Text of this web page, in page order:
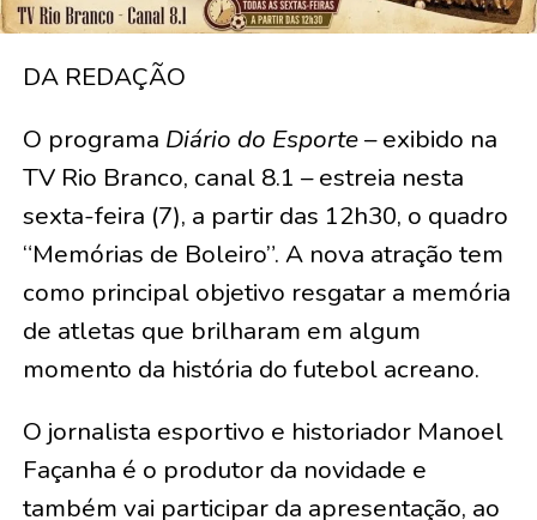
DA REDAÇÃO
O programa Diário do Esporte– exibido na
TV Rio Branco, canal 8.1 – estreia nesta
sexta-feira (7), a partir das 12h30, o quadro
“Memórias de Boleiro”. A nova atração tem
como principal objetivo resgatar a memória
de atletas que brilharam em algum
momento da história do futebol acreano.
O jornalista esportivo e historiador Manoel
Façanha é o produtor da novidade e
também vai participar da apresentação, ao